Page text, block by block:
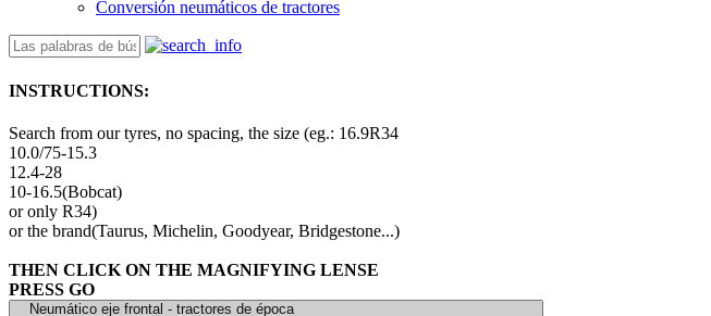
Conversión neumáticos de tractores
INSTRUCTIONS:
Search from our tyres, no spacing, the size (eg.: 16.9R34
10.0/75-15.3
12.4-28
10-16.5(Bobcat)
or only R34)
or the brand(Taurus, Michelin, Goodyear, Bridgestone...)
THEN CLICK ON THE MAGNIFYING LENSE
PRESS GO